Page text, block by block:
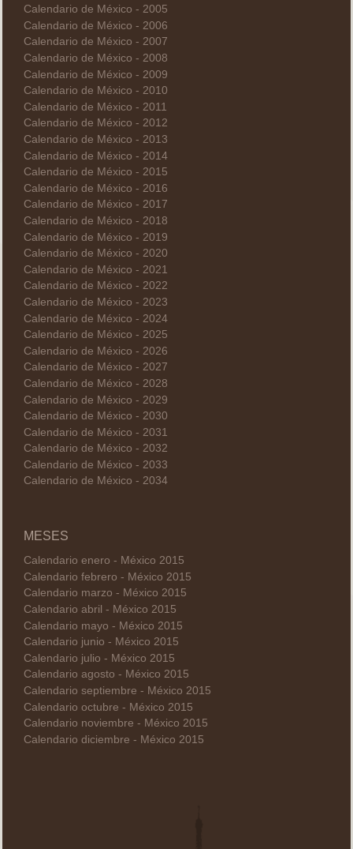
Calendario de México - 2005
Calendario de México - 2006
Calendario de México - 2007
Calendario de México - 2008
Calendario de México - 2009
Calendario de México - 2010
Calendario de México - 2011
Calendario de México - 2012
Calendario de México - 2013
Calendario de México - 2014
Calendario de México - 2015
Calendario de México - 2016
Calendario de México - 2017
Calendario de México - 2018
Calendario de México - 2019
Calendario de México - 2020
Calendario de México - 2021
Calendario de México - 2022
Calendario de México - 2023
Calendario de México - 2024
Calendario de México - 2025
Calendario de México - 2026
Calendario de México - 2027
Calendario de México - 2028
Calendario de México - 2029
Calendario de México - 2030
Calendario de México - 2031
Calendario de México - 2032
Calendario de México - 2033
Calendario de México - 2034
MESES
Calendario enero - México 2015
Calendario febrero - México 2015
Calendario marzo - México 2015
Calendario abril - México 2015
Calendario mayo - México 2015
Calendario junio - México 2015
Calendario julio - México 2015
Calendario agosto - México 2015
Calendario septiembre - México 2015
Calendario octubre - México 2015
Calendario noviembre - México 2015
Calendario diciembre - México 2015